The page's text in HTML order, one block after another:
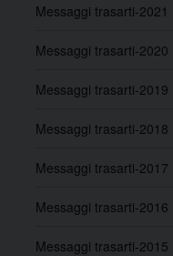
Messaggi trasarti-2021
Messaggi trasarti-2020
Messaggi trasarti-2019
Messaggi trasarti-2018
Messaggi trasarti-2017
Messaggi trasarti-2016
Messaggi trasarti-2015